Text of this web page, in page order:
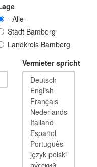
- Alle -
Stadt Bamberg
Landkreis Bamberg
Vermieter spricht